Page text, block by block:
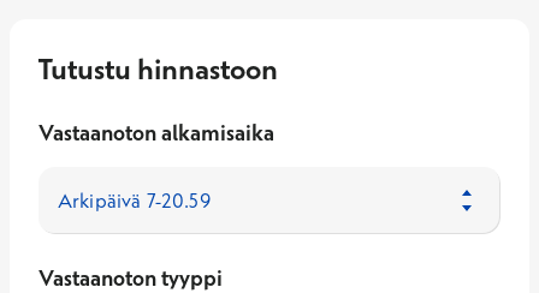
Tutustu hinnastoon
Vastaanoton alkamisaika
Vastaanoton tyyppi